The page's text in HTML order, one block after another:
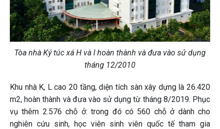
Tòa nhà Ký túc xá H và I hoàn thành và đưa vào sử dụng
tháng 12/2010
Khu nhà K, L cao 20 tầng, diện tích sàn xây dựng là 26.420
m2, hoàn thành và đưa vào sử dụng từ tháng 8/2019. Phục
vụ thêm 2.576 chỗ ở: trong đó có 560 chỗ ở dành cho
nghiên cứu sinh, học viên sinh viên quốc tế tham gia